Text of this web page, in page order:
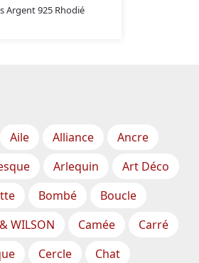
Argent 925 Rhodié
Aile Alliance
Ancre
Arlequin
Art Déco
Bombé
Boucle
WILSON Camée
Carré
Cercle
Chat